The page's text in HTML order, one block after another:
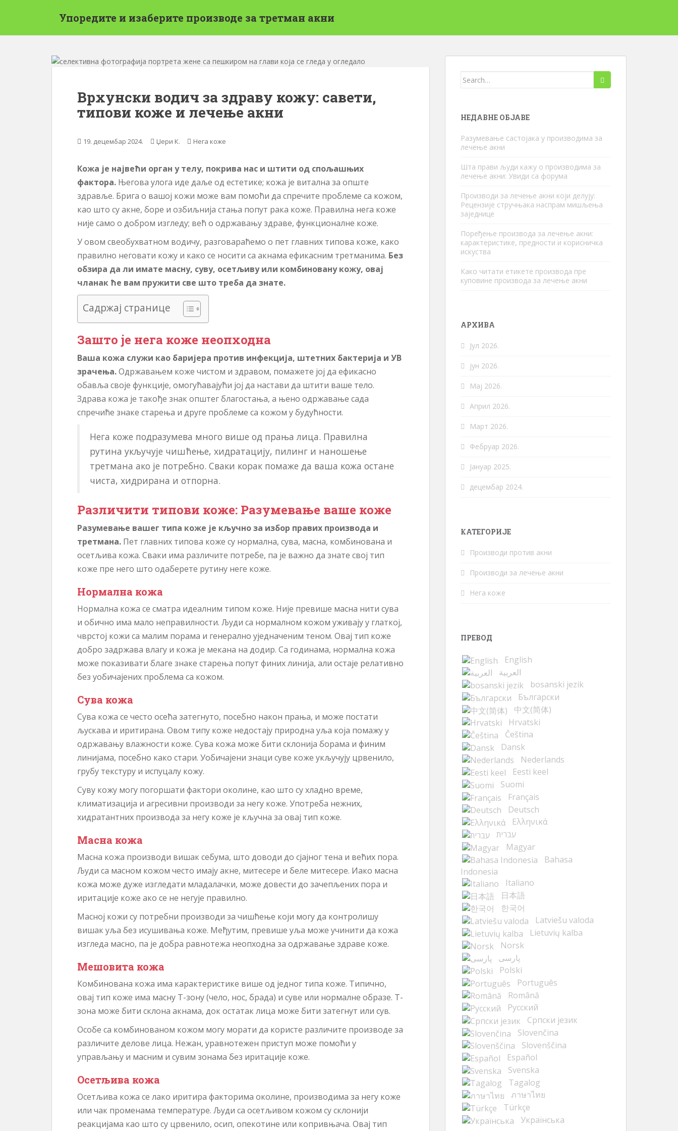
Упоредите и изаберите производе за третман акни
Врхунски водич за здраву кожу: савети,
типови коже и лечење акни
19. децембар 2024. Џери К. Нега коже
Кожа је највећи орган у телу, покрива нас и штити од спољашњих
фактора. Његова улога иде даље од естетике; кожа је витална за опште
здравље. Брига о вашој кожи може вам помоћи да спречите проблеме са кожом,
као што су акне, боре и озбиљнија стања попут рака коже. Правилна нега коже
није само о добром изгледу; већ о одржавању здраве, функционалне коже.
У овом свеобухватном водичу, разговараћемо о пет главних типова коже, како
правилно неговати кожу и како се носити са акнама ефикасним третманима. Без
обзира да ли имате масну, суву, осетљиву или комбиновану кожу, овај
чланак ће вам пружити све што треба да знате.
Садржај странице
Зашто је нега коже неопходна
Ваша кожа служи као баријера против инфекција, штетних бактерија и УВ
зрачења.Одржавањем коже чистом и здравом, помажете јој да ефикасно
обавља своје функције, омогућавајући јој да настави да штити ваше тело.
Здрава кожа је такође знак општег благостања, а њено одржавање сада
спречиће знаке старења и друге проблеме са кожом у будућности.
Нега коже подразумева много више од прања лица. Правилна
рутина укључује чишћење, хидратацију, пилинг и наношење
третмана ако је потребно. Сваки корак помаже да ваша кожа остане
чиста, хидрирана и отпорна.
Различити типови коже: Разумевање ваше коже
Разумевање вашег типа коже је кључно за избор правих производа и
третмана. Пет главних типова коже су нормална, сува, масна, комбинована и
осетљива кожа. Сваки има различите потребе, па је важно да знате свој тип
коже пре него што одаберете рутину неге коже.
Нормална кожа
Нормална кожа се сматра идеалним типом коже. Није превише масна нити сува
и обично има мало неправилности. Људи са нормалном кожом уживају у глаткој,
чврстој кожи са малим порама и генерално уједначеним теном. Овај тип коже
добро задржава влагу и кожа је мекана на додир. Са годинама, нормална кожа
може показивати благе знаке старења попут финих линија, али остаје релативно
без уобичајених проблема са кожом.
Сува кожа
Сува кожа се често осећа затегнуто, посебно након прања, и може постати
љускава и иритирана. Овом типу коже недостају природна уља која помажу у
одржавању влажности коже. Сува кожа може бити склонија борама и финим
линијама, посебно како стари. Уобичајени знаци суве коже укључују црвенило,
грубу текстуру и испуцалу кожу.
Суву кожу могу погоршати фактори околине, као што су хладно време,
климатизација и агресивни производи за негу коже. Употреба нежних,
хидратантних производа за негу коже је кључна за овај тип коже.
Масна кожа
Масна кожа производи вишак себума, што доводи до сјајног тена и већих пора.
Људи са масном кожом често имају акне, митесере и беле митесере. Иако масна
кожа може дуже изгледати младалачки, може довести до зачепљених пора и
иритације коже ако се не негује правилно.
Масној кожи су потребни производи за чишћење који могу да контролишу
вишак уља без исушивања коже. Међутим, превише уља може учинити да кожа
изгледа масно, па је добра равнотежа неопходна за одржавање здраве коже.
Мешовита кожа
Комбинована кожа има карактеристике више од једног типа коже. Типично,
овај тип коже има масну Т-зону (чело, нос, брада) и суве или нормалне образе. Т-
зона може бити склона акнама, док остатак лица може бити затегнут или сув.
Особе са комбинованом кожом могу морати да користе различите производе за
различите делове лица. Нежан, уравнотежен приступ може помоћи у
управљању и масним и сувим зонама без иритације коже.
Осетљива кожа
Осетљива кожа се лако иритира факторима околине, производима за негу коже
или чак променама температуре. Људи са осетљивом кожом су склонији
реакцијама као што су црвенило, осип, опекотине или копривњача. Овај тип
Претражи:
НЕДАВНЕ ОБЈАВЕ
Разумевање састојака у производима за
лечење акни
Шта прави људи кажу о производима за
лечење акни: Увиди са форума
Производи за лечење акни који делују:
Рецензије стручњака наспрам мишљења
заједнице
Поређење производа за лечење акни:
карактеристике, предности и корисничка
искуства
Како читати етикете производа пре
куповине производа за лечење акни
АРХИВА
Јул 2026.
јун 2026.
Мај 2026.
Април 2026.
Март 2026.
Фебруар 2026.
Јануар 2025.
децембар 2024.
КАТЕГОРИЈЕ
Производи против акни
Производи за лечење акни
Нега коже
ПРЕВОД
English
العربية
bosanski jezik
Български
中文(简体)
Hrvatski
Čeština
Dansk
Nederlands
Eesti keel
Suomi
Français
Deutsch
Ελληνικά
עברית
Magyar
Bahasa
Indonesia
Italiano
日本語
한국어
Latviešu valoda
Lietuvių kalba
Norsk
پارسی
Polski
Português
Română
Русский
Cрпски језик
Slovenčina
Slovenščina
Español
Svenska
Tagalog
ภาษาไทย
Türkçe
Українська